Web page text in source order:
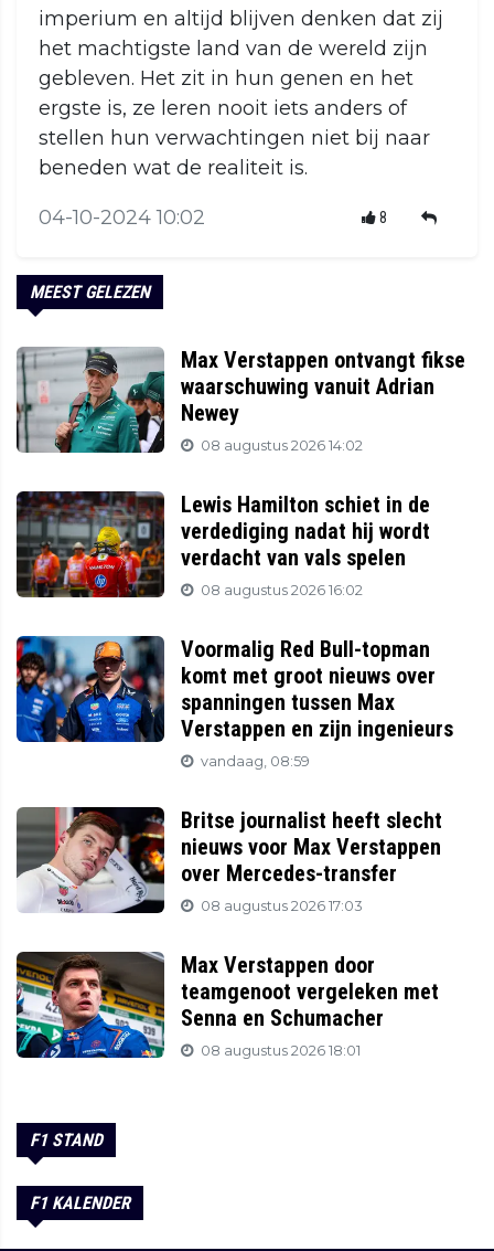
imperium en altijd blijven denken dat zij
het machtigste land van de wereld zijn
gebleven. Het zit in hun genen en het
ergste is, ze leren nooit iets anders of
stellen hun verwachtingen niet bij naar
beneden wat de realiteit is.
04-10-2024 10:02 8
MEEST GELEZEN
Max Verstappen ontvangt fikse
waarschuwing vanuit Adrian
Newey
08 augustus 2026 14:02
Lewis Hamilton schiet in de
verdediging nadat hij wordt
verdacht van vals spelen
08 augustus 2026 16:02
Voormalig Red Bull-topman
komt met groot nieuws over
spanningen tussen Max
Verstappen en zijn ingenieurs
vandaag, 08:59
Britse journalist heeft slecht
nieuws voor Max Verstappen
over Mercedes-transfer
08 augustus 2026 17:03
Max Verstappen door
teamgenoot vergeleken met
Senna en Schumacher
08 augustus 2026 18:01
F1 STAND
F1 KALENDER